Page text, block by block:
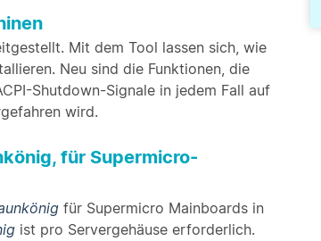
Mit dem Tool lassen sich, wie
Neu sind die Funktionen, die
Shutdown-Signale in jedem Fall auf
wird.
für Supermicro-
für Supermicro Mainboards in
ist pro Servergehäuse erforderlich.